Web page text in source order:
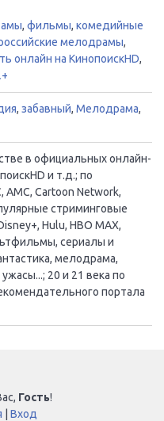
, фильмы, комедийные
мелодрамы,
онлайн на КинопоискHD,
, забавный, Мелодрама,
в официальных онлайн-
и т.д.; по
Cartoon Network,
стриминговые
Hulu, HBO MAX,
сериалы и
мелодрама,
20 и 21 века по
портала
, Гость!
Вход